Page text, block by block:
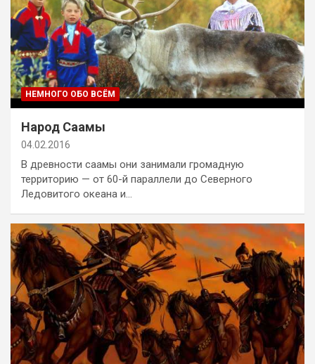
НЕМНОГО ОБО ВСЁМ
Народ Саамы
04.02.2016
В древности саамы они занимали громадную
территорию — от 60-й параллели до Северного
Ледовитого океана и…